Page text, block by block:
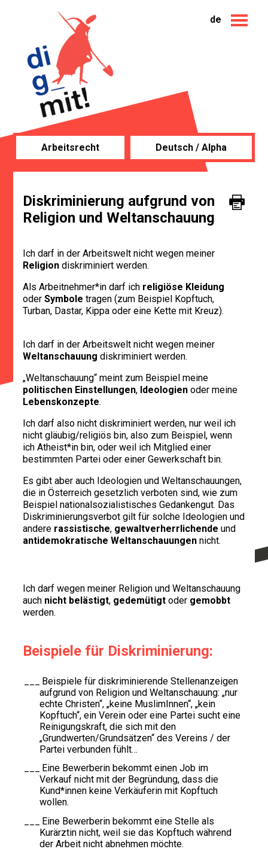
de
Arbeitsrecht Deutsch / Alpha
Diskriminierung aufgrund von
Religion und Weltanschauung
Ich darf in der Arbeitswelt nicht wegen meiner
Religion diskriminiert werden.
Als Arbeitnehmer*in darf ich religiöse Kleidung
oderSymbole tragen (zum Beispiel Kopftuch,
Turban, Dastar, Kippa oder eine Kette mit Kreuz).
Ich darf in der Arbeitswelt nicht wegen meiner
Weltanschauung diskriminiert werden.
„Weltanschauung“ meint zum Beispiel meine
politischen Einstellungen, Ideologien oder meine
Lebenskonzepte.
Ich darf also nicht diskriminiert werden, nur weil ich
nicht gläubig/religiös bin, also zum Beispiel, wenn
ich Atheist*in bin, oder weil ich Mitglied einer
bestimmten Partei oder einer Gewerkschaft bin.
Es gibt aber auch Ideologien und Weltanschauungen,
die in Österreich gesetzlich verboten sind, wie zum
Beispiel nationalsozialistisches Gedankengut. Das
Diskriminierungsverbot gilt für solche Ideologien und
andere rassistische, gewaltverherrlichende und
antidemokratische Weltanschauungen nicht.
Ich darf wegen meiner Religion und Weltanschauung
auch nicht belästigt, gedemütigt oder gemobbt
werden.
Beispiele für Diskriminierung:
Beispiele für diskriminierende Stellenanzeigen
aufgrund von Religion und Weltanschauung: „nur
echte Christen“, „keine MuslimInnen“, „kein
Kopftuch“, ein Verein oder eine Partei sucht eine
Reinigungskraft, die sich mit den
„Grundwerten/Grundsätzen“ des Vereins / der
Partei verbunden fühlt…
Eine Bewerberin bekommt einen Job im
Verkauf nicht mit der Begründung, dass die
Kund*innen keine Verkäuferin mit Kopftuch
wollen.
Eine Bewerberin bekommt eine Stelle als
Kurärztin nicht, weil sie das Kopftuch während
der Arbeit nicht abnehmen möchte.